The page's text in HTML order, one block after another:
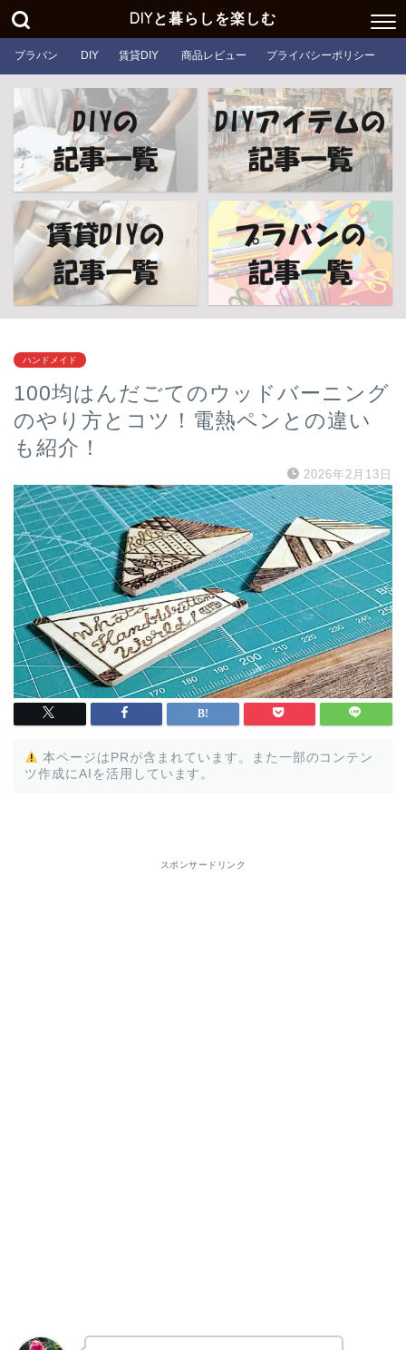
DIYと暮らしを楽しむ
プラバン DIY 賃貸DIY 商品レビュー プライバシーポリシー
ハンドメイド
100均はんだごてのウッドバーニング
のやり方とコツ！電熱ペンとの違い
も紹介！
2026年2月13日
本ページはPRが含まれています。また一部のコンテン
ツ作成にAIを活用しています。
スポンサードリンク